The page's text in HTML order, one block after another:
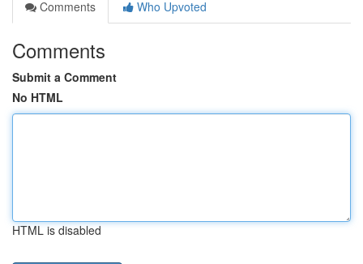
Comments
Who Upvoted
Comments
Submit a Comment
No HTML
HTML is disabled